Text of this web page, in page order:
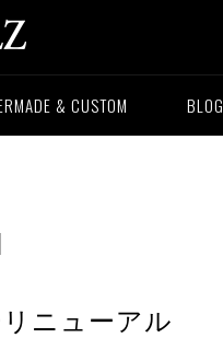
& CUSTOM BLOG
ニューアル